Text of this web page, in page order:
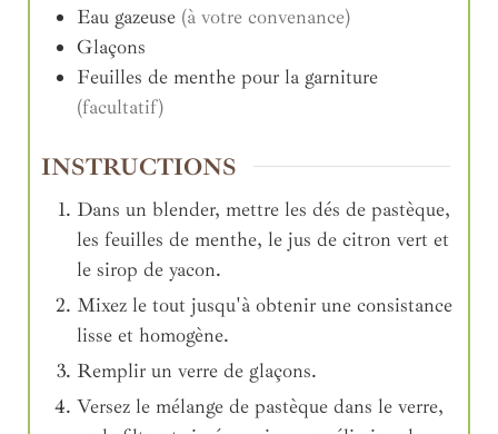
Eau gazeuse (à votre convenance)
Glaçons
Feuilles de menthe pour la garniture
(facultatif)
INSTRUCTIONS
Dans un blender, mettre les dés de pastèque,
les feuilles de menthe, le jus de citron vert et
le sirop de yacon.
Mixez le tout jusqu'à obtenir une consistance
lisse et homogène.
Remplir un verre de glaçons.
Versez le mélange de pastèque dans le verre,